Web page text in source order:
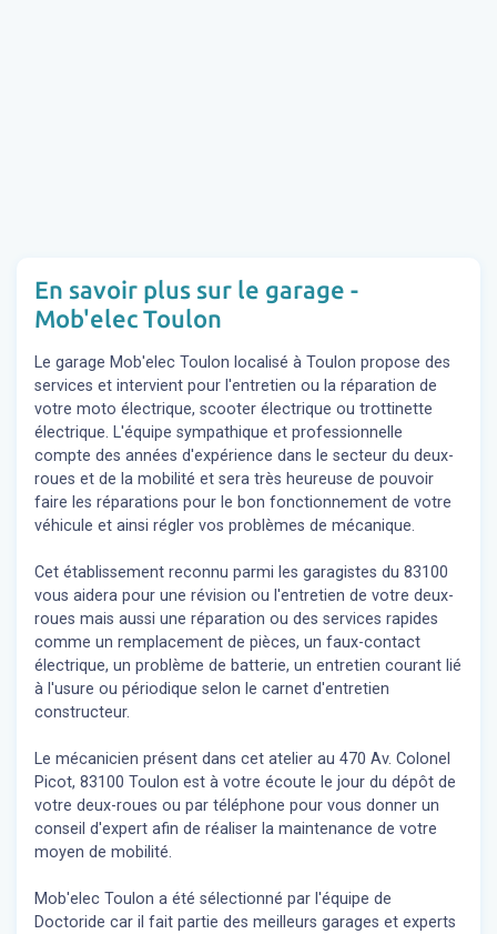
En savoir plus sur le garage -
Mob'elec Toulon
Le garage Mob'elec Toulon localisé à Toulon propose des
services et intervient pour l'entretien ou la réparation de
votre moto électrique, scooter électrique ou trottinette
électrique. L'équipe sympathique et professionnelle
compte des années d'expérience dans le secteur du deux-
roues et de la mobilité et sera très heureuse de pouvoir
faire les réparations pour le bon fonctionnement de votre
véhicule et ainsi régler vos problèmes de mécanique.
Cet établissement reconnu parmi les garagistes du 83100
vous aidera pour une révision ou l'entretien de votre deux-
roues mais aussi une réparation ou des services rapides
comme un remplacement de pièces, un faux-contact
électrique, un problème de batterie, un entretien courant lié
à l'usure ou périodique selon le carnet d'entretien
constructeur.
Le mécanicien présent dans cet atelier au 470 Av. Colonel
Picot, 83100 Toulon est à votre écoute le jour du dépôt de
votre deux-roues ou par téléphone pour vous donner un
conseil d'expert afin de réaliser la maintenance de votre
moyen de mobilité.
Mob'elec Toulon a été sélectionné par l'équipe de
Doctoride car il fait partie des meilleurs garages et experts